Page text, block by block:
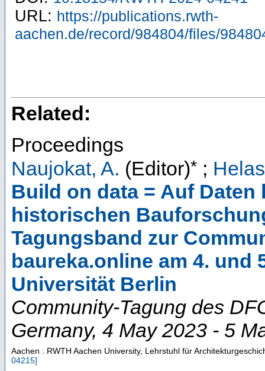
URL: https://publications.rwth-
aachen.de/record/984804/files/
Related:
Proceedings
Naujokat, A. (Editor)* ;
Build on data = Auf
historischen
Tagungsband zur
baureka.online am 4. und
Universität Berlin
Community-Tagung des
Germany, 4 May 2023 - 5
Aachen : RWTH Aachen University, Lehrstuhl für
04215]